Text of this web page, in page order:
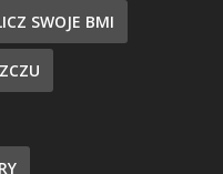
SWOJE BMI